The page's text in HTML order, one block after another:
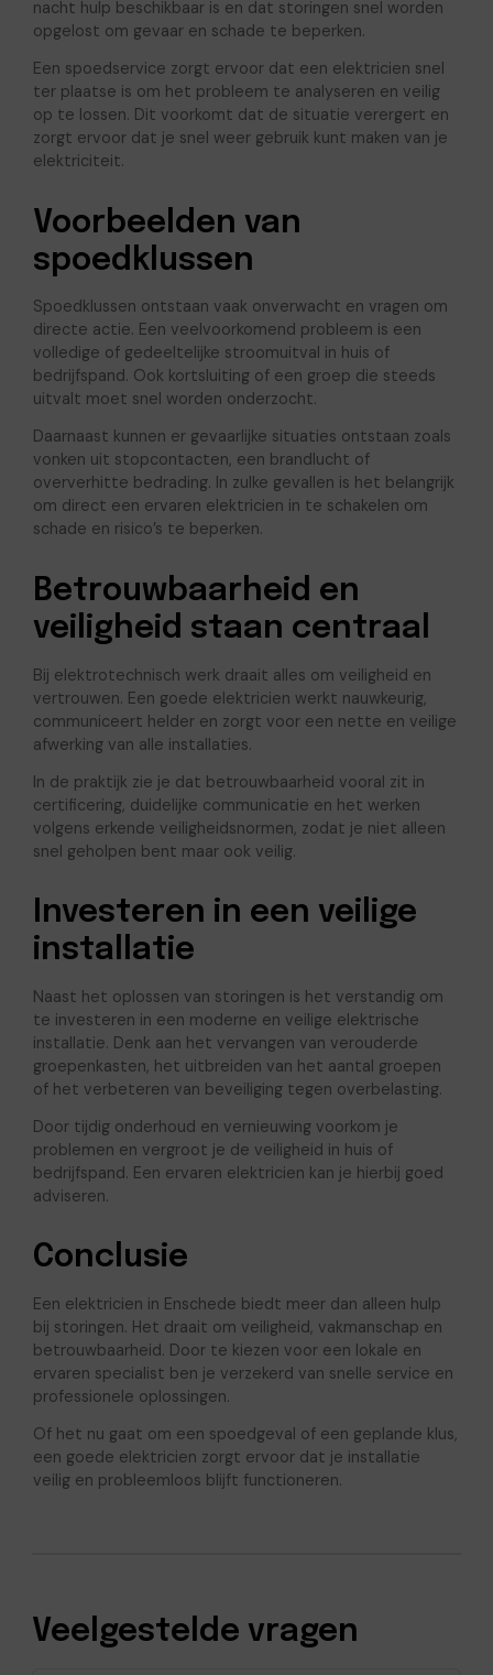
nacht hulp beschikbaar is en dat storingen snel worden
opgelost om gevaar en schade te beperken.
Een spoedservice zorgt ervoor dat een elektricien snel
ter plaatse is om het probleem te analyseren en veilig
op te lossen. Dit voorkomt dat de situatie verergert en
zorgt ervoor dat je snel weer gebruik kunt maken van je
elektriciteit.
Voorbeelden van
spoedklussen
Spoedklussen ontstaan vaak onverwacht en vragen om
directe actie. Een veelvoorkomend probleem is een
volledige of gedeeltelijke stroomuitval in huis of
bedrijfspand. Ook kortsluiting of een groep die steeds
uitvalt moet snel worden onderzocht.
Daarnaast kunnen er gevaarlijke situaties ontstaan zoals
vonken uit stopcontacten, een brandlucht of
oververhitte bedrading. In zulke gevallen is het belangrijk
om direct een ervaren elektricien in te schakelen om
schade en risico’s te beperken.
Betrouwbaarheid en
veiligheid staan centraal
Bij elektrotechnisch werk draait alles om veiligheid en
vertrouwen. Een goede elektricien werkt nauwkeurig,
communiceert helder en zorgt voor een nette en veilige
afwerking van alle installaties.
In de praktijk zie je dat betrouwbaarheid vooral zit in
certificering, duidelijke communicatie en het werken
volgens erkende veiligheidsnormen, zodat je niet alleen
snel geholpen bent maar ook veilig.
Investeren in een veilige
installatie
Naast het oplossen van storingen is het verstandig om
te investeren in een moderne en veilige elektrische
installatie. Denk aan het vervangen van verouderde
groepenkasten, het uitbreiden van het aantal groepen
of het verbeteren van beveiliging tegen overbelasting.
Door tijdig onderhoud en vernieuwing voorkom je
problemen en vergroot je de veiligheid in huis of
bedrijfspand. Een ervaren elektricien kan je hierbij goed
adviseren.
Conclusie
Een elektricien in Enschede biedt meer dan alleen hulp
bij storingen. Het draait om veiligheid, vakmanschap en
betrouwbaarheid. Door te kiezen voor een lokale en
ervaren specialist ben je verzekerd van snelle service en
professionele oplossingen.
Of het nu gaat om een spoedgeval of een geplande klus,
een goede elektricien zorgt ervoor dat je installatie
veilig en probleemloos blijft functioneren.
Veelgestelde vragen